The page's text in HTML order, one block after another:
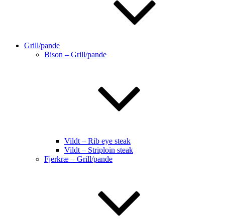
Grill/pande
Bison – Grill/pande
Vildt – Rib eye steak
Vildt – Striploin steak
Fjerkræ – Grill/pande